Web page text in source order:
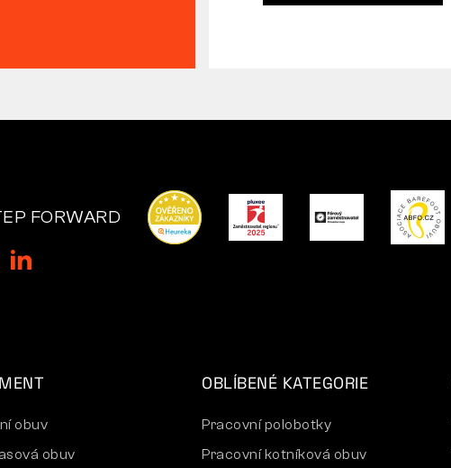
FORWARD
obuv
obuv
OBLÍBENÉ KATEGORIE
Pracovní polobotky
Pracovní kotníková obuv